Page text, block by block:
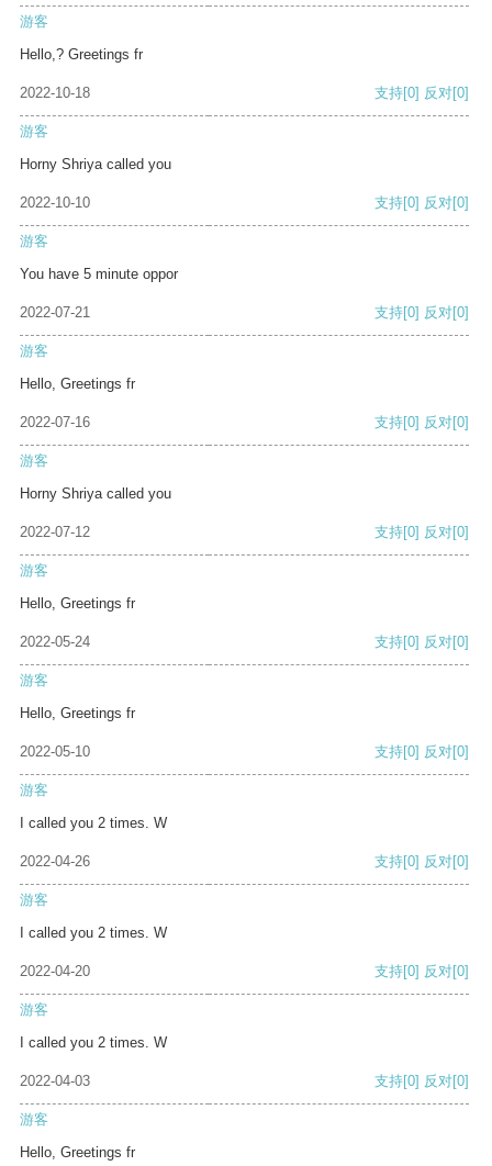
游客
Hello,? Greetings fr
2022-10-18 支持[0] 反对[0]
游客
Horny Shriya called you
2022-10-10 支持[0] 反对[0]
游客
You have 5 minute oppor
2022-07-21 支持[0] 反对[0]
游客
Hello, Greetings fr
2022-07-16 支持[0] 反对[0]
游客
Horny Shriya called you
2022-07-12 支持[0] 反对[0]
游客
Hello, Greetings fr
2022-05-24 支持[0] 反对[0]
游客
Hello, Greetings fr
2022-05-10 支持[0] 反对[0]
游客
I called you 2 times. W
2022-04-26 支持[0] 反对[0]
游客
I called you 2 times. W
2022-04-20 支持[0] 反对[0]
游客
I called you 2 times. W
2022-04-03 支持[0] 反对[0]
游客
Hello, Greetings fr